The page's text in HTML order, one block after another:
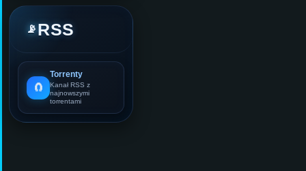
📡RSS
🧲
Torrenty
Kanał RSS z
najnowszymi
torrentami